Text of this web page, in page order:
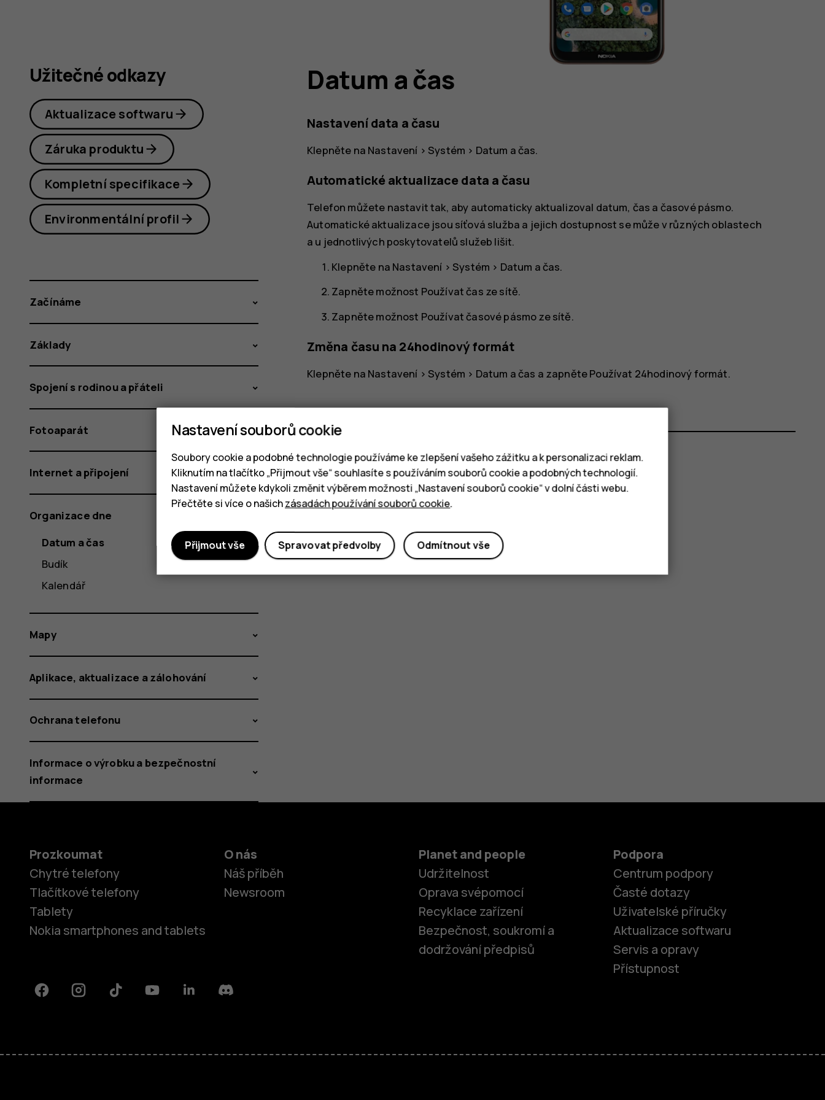
Datum a čas
Nastavení data a času
Klepněte na Nastavení > Systém > Datum a čas.
Automatické aktualizace data a času
Telefon můžete nastavit tak, aby automaticky aktualizoval datum, čas a časové pásmo.
Automatické aktualizace jsou síťová služba a jejich dostupnost se může v různých oblastech
a u jednotlivých poskytovatelů služeb lišit.
Klepněte na Nastavení > Systém > Datum a čas.
Zapněte možnost Používat čas ze sítě.
Zapněte možnost Používat časové pásmo ze sítě.
Změna času na 24hodinový formát
Klepněte na Nastavení > Systém > Datum a čas a zapnětePoužívat 24hodinový formát.
Pomohlo vám to?
Užitečné odkazy
Aktualizace softwaru
Záruka produktu
Kompletní specifikace
Environmentální profil
Začínáme
Základy
Spojení s rodinou a přáteli
Fotoaparát
Internet a připojení
Organizace dne
Datum a čas
Budík
Kalendář
Mapy
Aplikace, aktualizace a zálohování
Ochrana telefonu
Informace o výrobku a bezpečnostní
informace
Prozkoumat
Chytré telefony
Tlačítkové telefony
Tablety
Nokia smartphones and tablets
O nás
Náš příběh
Newsroom
Planet and people
Udržitelnost
Oprava svépomocí
Recyklace zařízení
Bezpečnost, soukromí a
dodržování předpisů
Podpora
Centrum podpory
Časté dotazy
Uživatelské příručky
Aktualizace softwaru
Servis a opravy
Přístupnost
FacebookInstagramTiktok YoutubeLinkedinDiscord
Nastavení souborů cookie
Soubory cookie a podobné technologie používáme ke zlepšení vašeho zážitku a k personalizaci reklam.
Kliknutím na tlačítko „Přijmout vše“ souhlasíte s používáním souborů cookie a podobných technologií.
Nastavení můžete kdykoli změnit výběrem možnosti „Nastavení souborů cookie“ v dolní části webu.
Přečtěte si více o našichzásadách používání souborů cookie.
Odmítnout vše
Spravovat předvolby
Přijmout vše